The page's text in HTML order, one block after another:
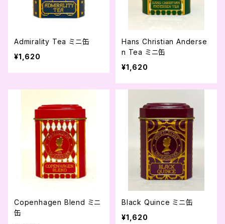
Admirality Tea ミニ缶
¥1,620
Hans Christian Anderse
n Tea ミニ缶
¥1,620
Copenhagen Blend ミニ
缶
Black Quince ミニ缶
¥1,620